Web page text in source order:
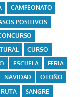
CAMPEONATO
POSITIVOS
CURSO
ESCUELA
FERIA
NAVIDAD
OTOÑO
RUTA
SANGRE